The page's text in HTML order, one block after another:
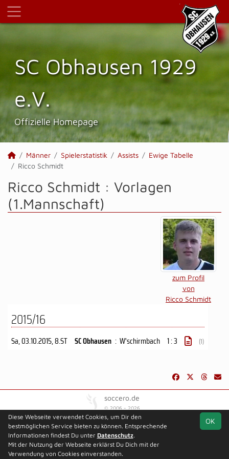
SC Obhausen 1929
e.V.
Offizielle Homepage
Männer Spielerstatistik Assists
Ewige Tabelle
Ricco Schmidt
Ricco Schmidt : Vorlagen
(1.Mannschaft)
zum Profil
von
Ricco Schmidt
2015/16
Sa, 03.10.2015, 8.ST SC Obhausen : W'schirmbach 1 : 3 (1)
soccero.de
© 2006 - 2026
Besucherstatistik Kontakt Impressum
Geburtstage
Datenschutz
Gästebuch
OK
Diese Webseite verwendet Cookies, um Dir den
bestmöglichen Service bieten zu können. Entsprechende
Informationen findest Du unter Datenschutz.
Mit der Nutzung der Webseite erklärst Du Dich mit der
Verwendung von Cookies einverstanden.